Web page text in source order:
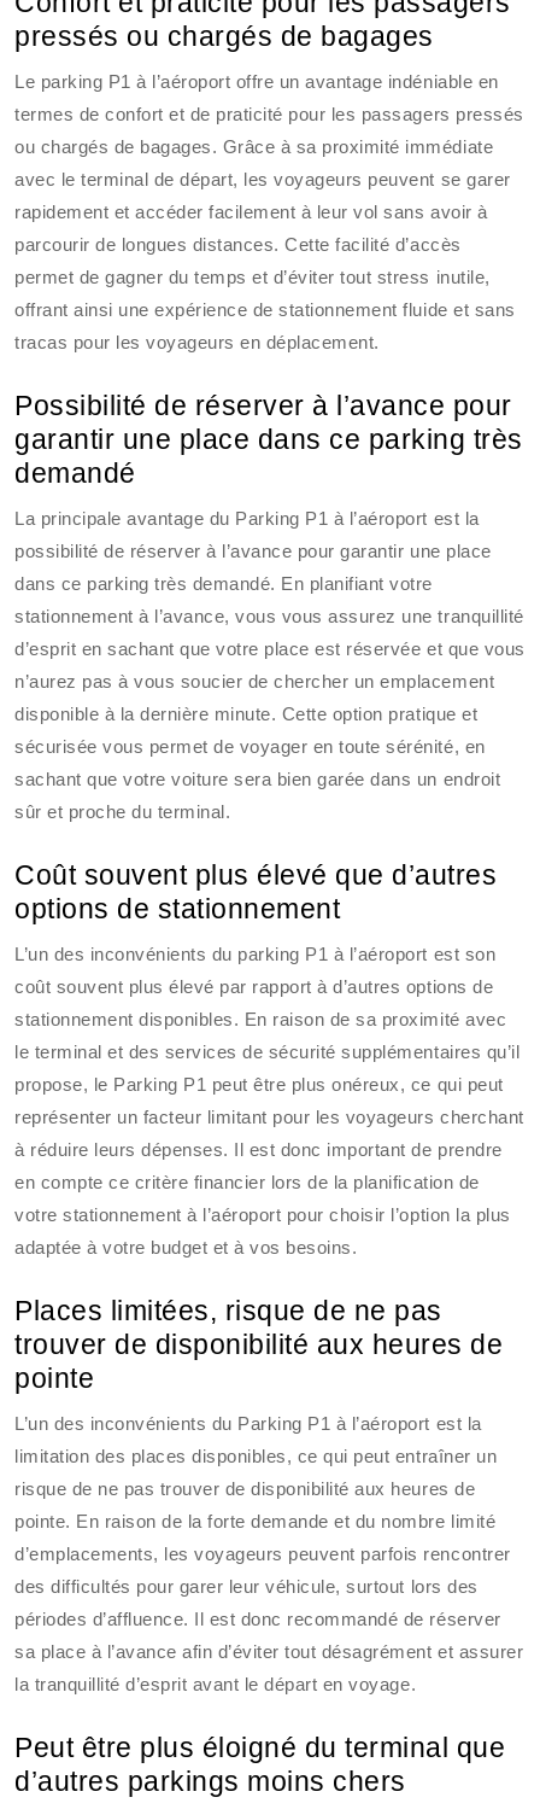
pressés ou chargés de bagages
Le parking P1 à l’aéroport offre un avantage indéniable en
termes de confort et de praticité pour les passagers pressés
ou chargés de bagages. Grâce à sa proximité immédiate
avec le terminal de départ, les voyageurs peuvent se garer
rapidement et accéder facilement à leur vol sans avoir à
parcourir de longues distances. Cette facilité d’accès
permet de gagner du temps et d’éviter tout stress inutile,
offrant ainsi une expérience de stationnement fluide et sans
tracas pour les voyageurs en déplacement.
Possibilité de réserver à l’avance pour
garantir une place dans ce parking très
demandé
La principale avantage du Parking P1 à l’aéroport est la
possibilité de réserver à l’avance pour garantir une place
dans ce parking très demandé. En planifiant votre
stationnement à l’avance, vous vous assurez une tranquillité
d’esprit en sachant que votre place est réservée et que vous
n’aurez pas à vous soucier de chercher un emplacement
disponible à la dernière minute. Cette option pratique et
sécurisée vous permet de voyager en toute sérénité, en
sachant que votre voiture sera bien garée dans un endroit
sûr et proche du terminal.
Coût souvent plus élevé que d’autres
options de stationnement
L’un des inconvénients du parking P1 à l’aéroport est son
coût souvent plus élevé par rapport à d’autres options de
stationnement disponibles. En raison de sa proximité avec
le terminal et des services de sécurité supplémentaires qu’il
propose, le Parking P1 peut être plus onéreux, ce qui peut
représenter un facteur limitant pour les voyageurs cherchant
à réduire leurs dépenses. Il est donc important de prendre
en compte ce critère financier lors de la planification de
votre stationnement à l’aéroport pour choisir l’option la plus
adaptée à votre budget et à vos besoins.
Places limitées, risque de ne pas
trouver de disponibilité aux heures de
pointe
L’un des inconvénients du Parking P1 à l’aéroport est la
limitation des places disponibles, ce qui peut entraîner un
risque de ne pas trouver de disponibilité aux heures de
pointe. En raison de la forte demande et du nombre limité
d’emplacements, les voyageurs peuvent parfois rencontrer
des difficultés pour garer leur véhicule, surtout lors des
périodes d’affluence. Il est donc recommandé de réserver
sa place à l’avance afin d’éviter tout désagrément et assurer
la tranquillité d’esprit avant le départ en voyage.
Peut être plus éloigné du terminal que
d’autres parkings moins chers